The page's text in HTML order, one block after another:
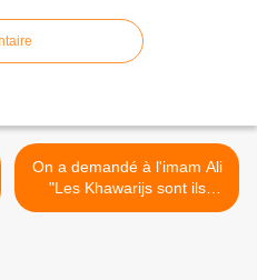
On a demandé à l'imam Ali
"Les Khawarijs sont ils
mécréants ?" il répond >